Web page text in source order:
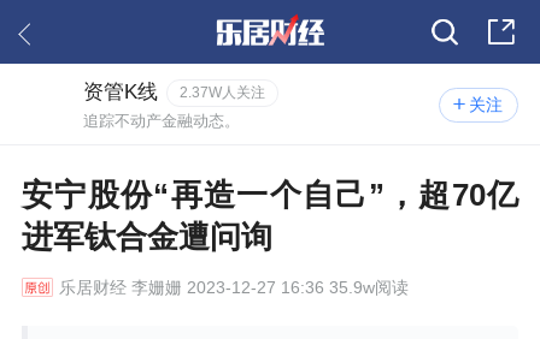
关注
资管K线 2.37W人关注
追踪不动产金融动态。
安宁股份“再造一个自己”，超70亿
进军钛合金遭问询
乐居财经李姗姗 2023-12-27 16:36 35.9w阅读